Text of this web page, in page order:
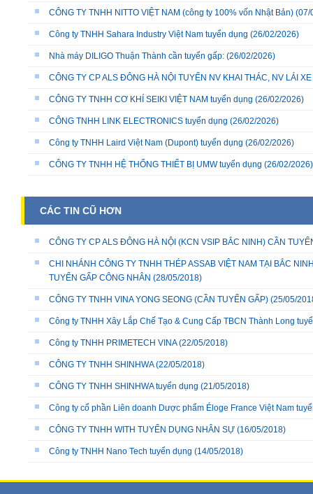
CÔNG TY TNHH NITTO VIỆT NAM (công ty 100% vốn Nhật Bản) (07/
Công ty TNHH Sahara Industry Việt Nam tuyển dụng (26/02/2026)
Nhà máy DILIGO Thuận Thành cần tuyển gấp: (26/02/2026)
CÔNG TY CP ALS ĐÔNG HÀ NỘI TUYỂN NV KHAI THÁC, NV LÁI
CÔNG TY TNHH CƠ KHÍ SEIKI VIỆT NAM tuyển dụng (26/02/2026)
CÔNG TNHH LINK ELECTRONICS tuyển dụng (26/02/2026)
Công ty TNHH Laird Việt Nam (Dupont) tuyển dụng (26/02/2026)
CÔNG TY TNHH HỆ THỐNG THIẾT BỊ UMW tuyển dụng (26/02/2026)
CÁC TIN CŨ HƠN
CÔNG TY CP ALS ĐÔNG HÀ NỘI (KCN VSIP BẮC NINH) CẦN
CHI NHÁNH CÔNG TY TNHH THÉP ASSAB VIỆT NAM TẠI BẮC
TUYỂN GẤP CÔNG NHÂN (28/05/2018)
CÔNG TY TNHH VINA YONG SEONG (CẦN TUYỂN GẤP) (25/05/
Công ty TNHH Xây Lắp Chế Tạo & Cung Cấp TBCN Thành Long
Công ty TNHH PRIMETECH VINA(22/05/2018)
CÔNG TY TNHH SHINHWA(22/05/2018)
CÔNG TY TNHH SHINHWA tuyển dụng (21/05/2018)
Công ty cổ phần Liên doanh Dược phẩm Éloge France Việt Nam
CÔNG TY TNHH WITH TUYỂN DỤNG NHÂN SỰ (16/05/2018)
Công ty TNHH Nano Tech tuyển dụng (14/05/2018)